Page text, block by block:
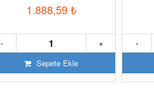
1.888,59₺
+
-
Sepete Ekle
-